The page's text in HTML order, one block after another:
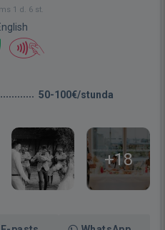
1 d. 6 st.
50-100€/stunda
+18